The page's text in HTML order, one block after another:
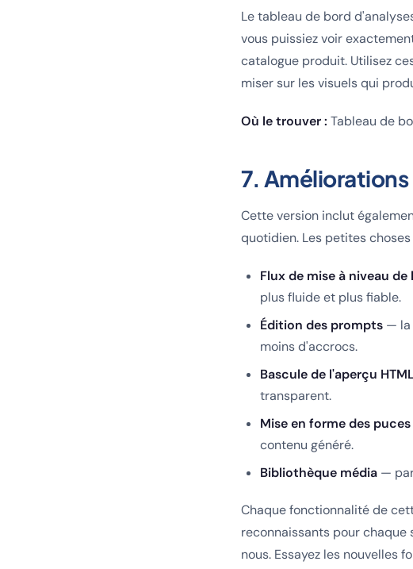
Le tableau de bord
vous puissiez voir
catalogue produit. Utilisez
miser sur les visuels qui
Où le trouver : Tableau de
7.
Cette version inclut
quotidien. Les petites
Flux de mise à niveau
plus fluide et plus fiable.
Édition des prompts — la
moins d'accrocs.
Bascule de l'aperçu HTML
transparent.
Mise en forme des puces
contenu généré.
Bibliothèque média —
Chaque fonctionnalité de
reconnaissants pour chaque
nous. Essayez les nouvelles